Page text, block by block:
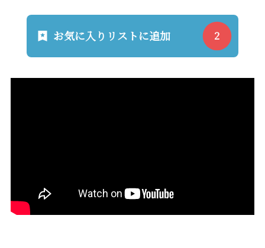
お気に入りリストに追加